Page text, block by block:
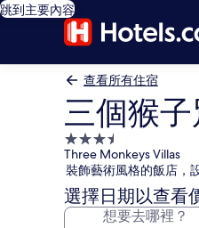
跳到主要內容
查看所有住宿
三個猴
3.5
星
級
住
宿
Three Monkeys Villas
裝飾藝術風格的飯店，
選擇日期以查看
想要去哪裡？